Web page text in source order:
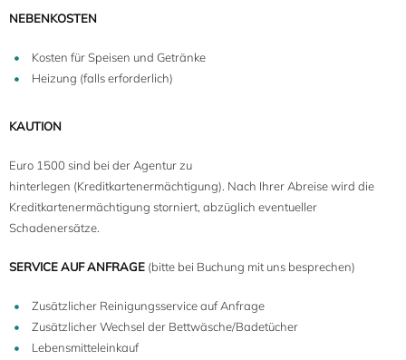
NEBENKOSTEN
Kosten für Speisen und Getränke
Heizung (falls erforderlich)
KAUTION
Euro 1500 sind bei der Agentur zu
hinterlegen (Kreditkartenermächtigung). Nach Ihrer Abreise wird die
Kreditkartenermächtigung storniert, abzüglich eventueller
Schadenersätze.
SERVICE AUF ANFRAGE (bitte bei Buchung mit uns besprechen)
Zusätzlicher Reinigungsservice auf Anfrage
Zusätzlicher Wechsel der Bettwäsche/Badetücher
Lebensmitteleinkauf